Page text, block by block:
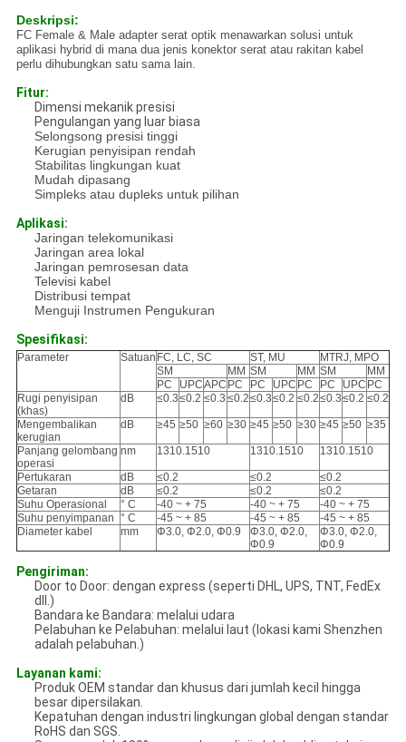
Deskripsi:
FC Female & Male adapter serat optik menawarkan solusi untuk
aplikasi hybrid di mana dua jenis konektor serat atau rakitan kabel
perlu dihubungkan satu sama lain.
Fitur:
Dimensi mekanik presisi
Pengulangan yang luar biasa
Selongsong presisi tinggi
Kerugian penyisipan rendah
Stabilitas lingkungan kuat
Mudah dipasang
Simpleks atau dupleks untuk pilihan
Aplikasi:
Jaringan telekomunikasi
Jaringan area lokal
Jaringan pemrosesan data
Televisi kabel
Distribusi tempat
Menguji Instrumen Pengukuran
Spesifikasi:
Parameter Satuan FC, LC, SC ST, MU
MTRJ, MPO
SM
MM SM MM SM
MM
PC
UPCAPC PC PC UPC PC PC UPC PC
Rugi penyisipan
(khas)
dB ≤0.3≤0.2 ≤0.3 ≤0.2≤0.3≤0.2 ≤0.2≤0.3≤0.2 ≤0.2
Mengembalikan
kerugian
dB ≥45 ≥50 ≥60 ≥30 ≥45 ≥50 ≥30 ≥45 ≥50 ≥35
Panjang gelombang
operasi
nm 1310.1510 1310.1510 1310.1510
Pertukaran dB ≤0.2 ≤0.2
≤0.2
Getaran
dB ≤0.2 ≤0.2
≤0.2
Suhu Operasional
° C -40 ~ + 75 -40 ~ + 75
-40 ~ + 75
Suhu penyimpanan ° C -45 ~ + 85 -45 ~ + 85
-45 ~ + 85
Diameter kabel
mm Φ3.0, Φ2.0, Φ0.9
Φ3.0, Φ2.0,
Φ0.9
Φ3.0, Φ2.0,
Φ0.9
Pengiriman:
Door to Door: dengan express (seperti DHL, UPS, TNT, FedEx
dll.)
Bandara ke Bandara: melalui udara
Pelabuhan ke Pelabuhan: melalui laut (lokasi kami Shenzhen
adalah pelabuhan.)
Layanan kami:
Produk OEM standar dan khusus dari jumlah kecil hingga
besar dipersilakan.
Kepatuhan dengan industri lingkungan global dengan standar
RoHS dan SGS.